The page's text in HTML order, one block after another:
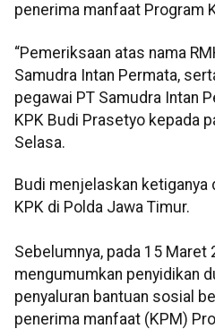
penerima manfaat Program
“Pemeriksaan atas nama
Samudra Intan Permata,
pegawai PT Samudra Intan
KPK Budi Prasetyo kepada
Selasa.
Budi menjelaskan
KPK di Polda Jawa Timur.
Sebelumnya, pada 15 Maret
mengumumkan penyidikan
penyaluran bantuan sosial
penerima manfaat (KPM)